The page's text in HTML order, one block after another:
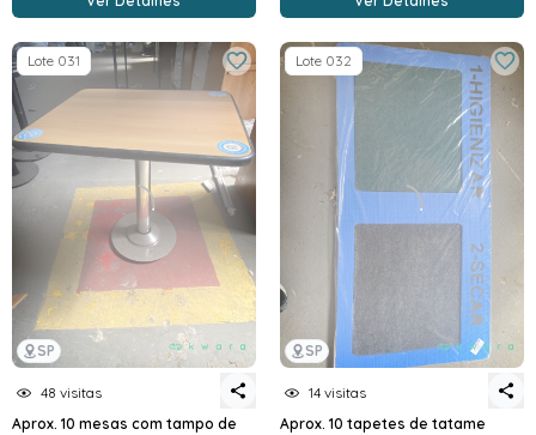
SP
Lote 031
48 visitas
Aprox. 10 mesas com tampo de
SP
Lote 032
14 visitas
Aprox. 10 tapetes de tatame